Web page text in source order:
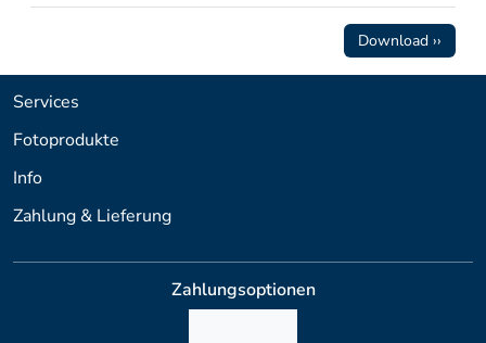
Download ››
Services
Fotoprodukte
Info
Zahlung & Lieferung
Zahlungsoptionen